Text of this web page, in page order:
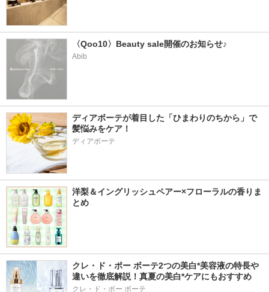
〈Qoo10〉Beauty sale開催のお知らせ♪
Abib
ディアボーテが着目した「ひまわりのちから」で
髪悩みをケア！
ディアボーテ
洋梨＆イングリッシュペアー×フローラルの香りま
とめ
クレ・ド・ポー ボーテ2つの美白*美容液の特長や
違いを徹底解説！真夏の美白*ケアにもおすすめ
クレ・ド・ポー ボーテ